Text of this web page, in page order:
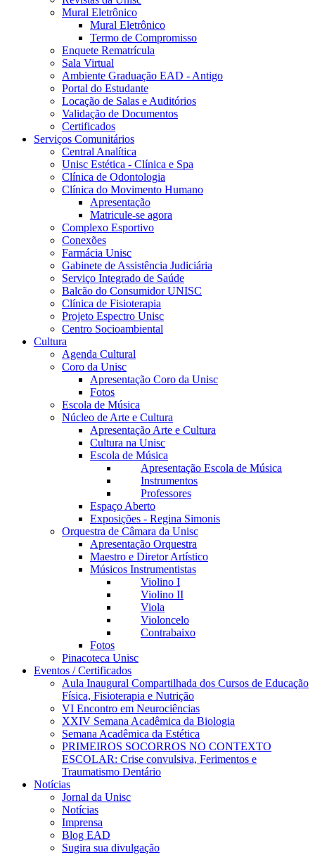
Mural Eletrônico
Mural Eletrônico
Termo de Compromisso
Enquete Rematrícula
Sala Virtual
Ambiente Graduação EAD - Antigo
Portal do Estudante
Locação de Salas e Auditórios
Validação de Documentos
Certificados
Serviços Comunitários
Central Analítica
Unisc Estética - Clínica e Spa
Clínica de Odontologia
Clínica do Movimento Humano
Apresentação
Matricule-se agora
Complexo Esportivo
Conexões
Farmácia Unisc
Gabinete de Assistência Judiciária
Serviço Integrado de Saúde
Balcão do Consumidor UNISC
Clínica de Fisioterapia
Projeto Espectro Unisc
Centro Socioambiental
Cultura
Agenda Cultural
Coro da Unisc
Apresentação Coro da Unisc
Fotos
Escola de Música
Núcleo de Arte e Cultura
Apresentação Arte e Cultura
Cultura na Unisc
Escola de Música
Apresentação Escola de Música
Instrumentos
Professores
Espaço Aberto
Exposições - Regina Simonis
Orquestra de Câmara da Unisc
Apresentação Orquestra
Maestro e Diretor Artístico
Músicos Instrumentistas
Violino I
Violino II
Viola
Violoncelo
Contrabaixo
Fotos
Pinacoteca Unisc
Eventos / Certificados
Aula Inaugural Compartilhada dos Cursos de Educação
Física, Fisioterapia e Nutrição
VI Encontro em Neurociências
XXIV Semana Acadêmica da Biologia
Semana Acadêmica da Estética
PRIMEIROS SOCORROS NO CONTEXTO
ESCOLAR: Crise convulsiva, Ferimentos e
Traumatismo Dentário
Notícias
Jornal da Unisc
Notícias
Imprensa
Blog EAD
Sugira sua divulgação